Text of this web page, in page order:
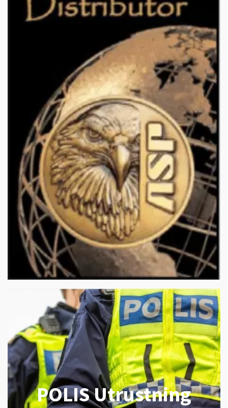
POLIS Utrustning